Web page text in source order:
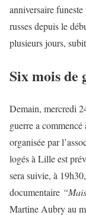
anniversaire
russes depuis le
plusieurs jours,
Six mois de
Demain, mercredi
guerre a
organisée par
logés à Lille est
sera suivie, à
documentaire
Martine Aubry au